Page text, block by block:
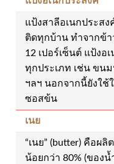
แป้งสาลีอเนกประส
ติดทุกบ้าน ทำจากข้า
12 เปอร์เซ็นต์ แป้ง
ทุกประเภท เช่น ขน
ฯลฯ นอกจากนี้ยังใช้
ซอสข้น
เนย
“เนย” (butter) คือ
น้อยกว่า 80% (ของ